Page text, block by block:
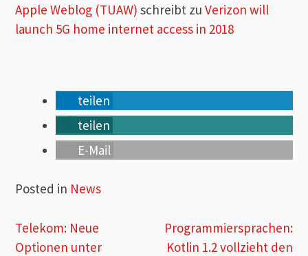
Apple Weblog (TUAW) schreibt zuVerizon will
launch 5G home internet access in 2018
teilen
teilen
E-Mail
Posted in News
Beitragsnavigation
Telekom: Neue
Optionen unter
Programmiersprachen:
Kotlin 1.2 vollzieht den